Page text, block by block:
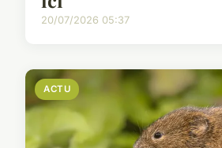
20/07/2026 05:37
ACTU